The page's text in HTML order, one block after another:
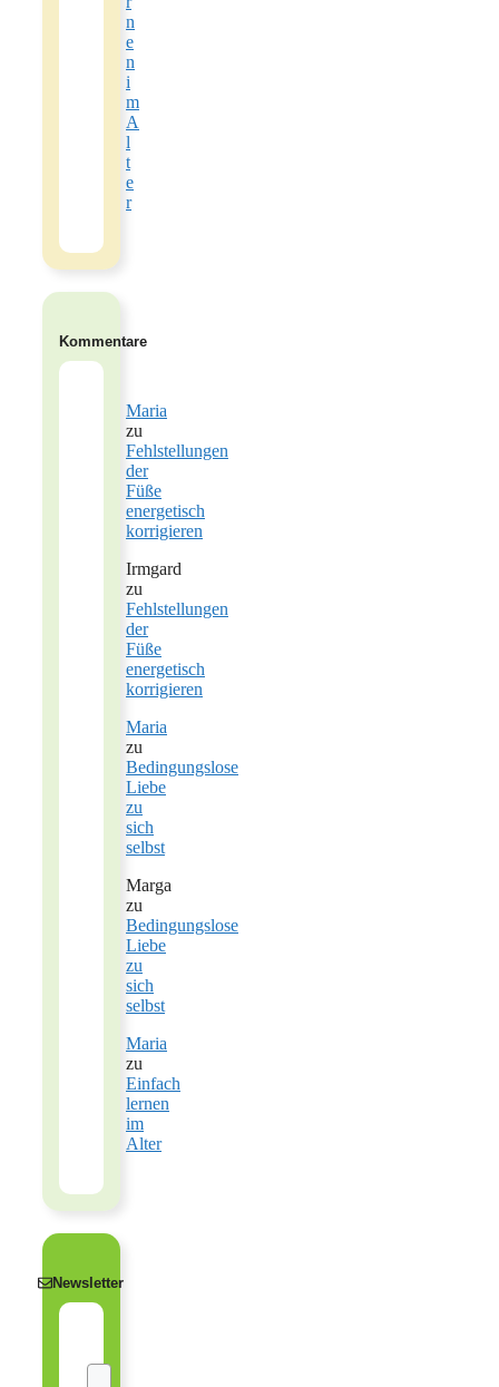
n
e
n
i
m
A
l
t
e
r
Kommentare
Maria
zu
Fehlstellungen
der
Füße
energetisch
korrigieren
Irmgard
zu
Fehlstellungen
der
Füße
energetisch
korrigieren
Maria
zu
Bedingungslose
Liebe
zu
sich
selbst
Marga
zu
Bedingungslose
Liebe
zu
sich
selbst
Maria
zu
Einfach
lernen
im
Alter
Newsletter